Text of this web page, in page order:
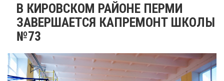
В КИРОВСКОМ РАЙОНЕ ПЕРМИ
ЗАВЕРШАЕТСЯ КАПРЕМОНТ ШКОЛЫ
№73